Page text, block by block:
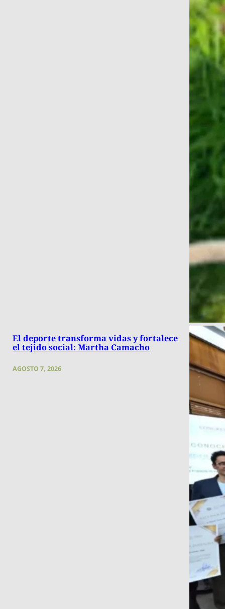
El deporte transforma vidas y fortalece
el tejido social: Martha Camacho
AGOSTO 7, 2026